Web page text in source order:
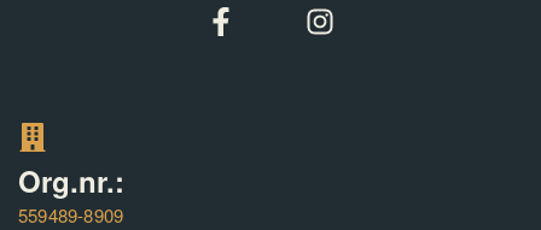
Org.nr.:
559489-8909